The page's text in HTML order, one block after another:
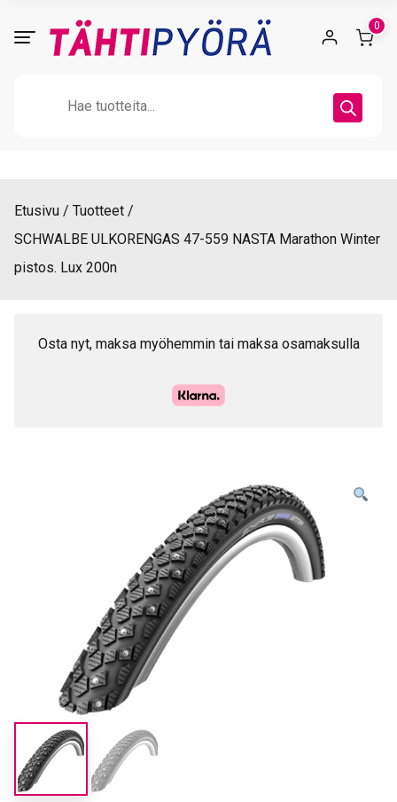
0
Etusivu
Tuotteet
SCHWALBE ULKORENGAS 47-559 NASTA Marathon Winter
pistos. Lux 200n
Osta nyt, maksa myöhemmin tai maksa osamaksulla